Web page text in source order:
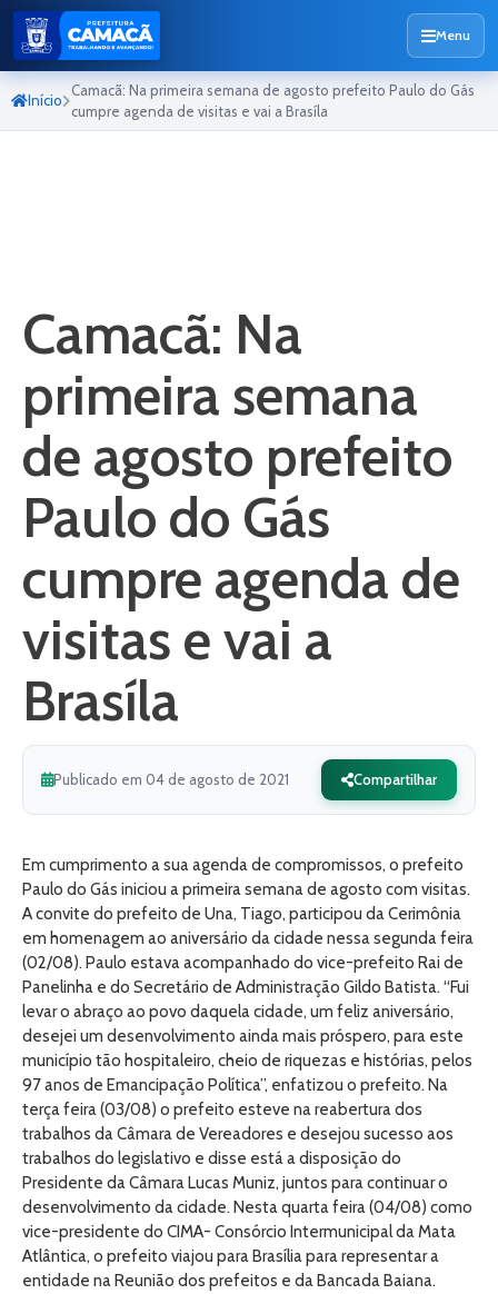
Menu
Início
Camacã: Na primeira semana de agosto prefeito Paulo do Gás
cumpre agenda de visitas e vai a Brasíla
Camacã: Na
primeira semana
de agosto prefeito
Paulo do Gás
cumpre agenda de
visitas e vai a
Brasíla
Publicado em 04 de agosto de 2021 Compartilhar
Em cumprimento a sua agenda de compromissos, o prefeito
Paulo do Gás iniciou a primeira semana de agosto com visitas.
A convite do prefeito de Una, Tiago, participou da Cerimônia
em homenagem ao aniversário da cidade nessa segunda feira
(02/08). Paulo estava acompanhado do vice-prefeito Rai de
Panelinha e do Secretário de Administração Gildo Batista. “Fui
levar o abraço ao povo daquela cidade, um feliz aniversário,
desejei um desenvolvimento ainda mais próspero, para este
município tão hospitaleiro, cheio de riquezas e histórias, pelos
97 anos de Emancipação Política”, enfatizou o prefeito. Na
terça feira (03/08) o prefeito esteve na reabertura dos
trabalhos da Câmara de Vereadores e desejou sucesso aos
trabalhos do legislativo e disse está a disposição do
Presidente da Câmara Lucas Muniz, juntos para continuar o
desenvolvimento da cidade. Nesta quarta feira (04/08) como
vice-presidente do CIMA- Consórcio Intermunicipal da Mata
Atlântica, o prefeito viajou para Brasília para representar a
entidade na Reunião dos prefeitos e da Bancada Baiana.